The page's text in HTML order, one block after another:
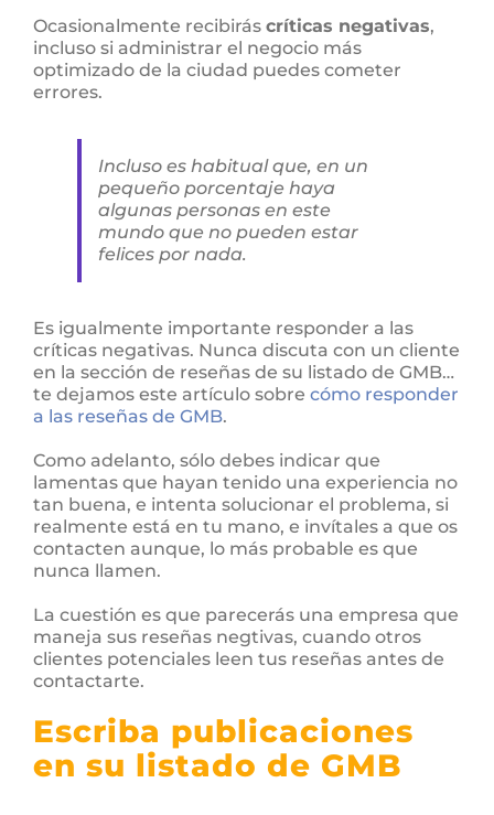
Ocasionalmente recibirás críticas negativas,
incluso si administrar el negocio más
optimizado de la ciudad puedes cometer
errores.
Incluso es habitual que, en un
pequeño porcentaje haya
algunas personas en este
mundo que no pueden estar
felices por nada.
Es igualmente importante responder a las
críticas negativas. Nunca discuta con un cliente
en la sección de reseñas de su listado de GMB…
te dejamos este artículo sobre cómo responder
a las reseñas de GMB.
Como adelanto, sólo debes indicar que
lamentas que hayan tenido una experiencia no
tan buena, e intenta solucionar el problema, si
realmente está en tu mano, e invítales a que os
contacten aunque, lo más probable es que
nunca llamen.
La cuestión es que parecerás una empresa que
maneja sus reseñas negtivas, cuando otros
clientes potenciales leen tus reseñas antes de
contactarte.
Escriba publicaciones
en su listado de GMB